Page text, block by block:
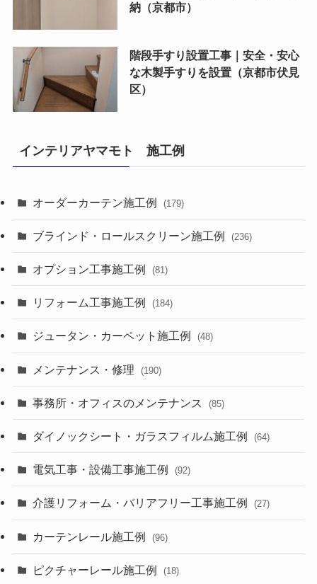
納（京都市）
階段手すり設置工事｜安全・安心
な木製手すりを設置（京都市伏見
区）
インテリアヤマモト 施工例
オーダーカーテン施工例 (179)
ブラインド・ロールスクリーン施工例 (236)
オプション工事施工例 (81)
リフォーム工事施工例 (184)
ジュータン・カーペット施工例 (48)
メンテナンス・修理 (190)
事務所・オフィスのメンテナンス (85)
ダイノックシート・ガラスフィルム施工例 (64)
電気工事・設備工事施工例 (92)
介護リフォーム・バリアフリー工事施工例 (27)
カーテンレール施工例 (96)
ピクチャーレール施工例 (18)